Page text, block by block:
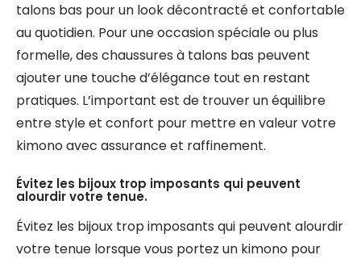
talons bas pour un look décontracté et confortable
au quotidien. Pour une occasion spéciale ou plus
formelle, des chaussures à talons bas peuvent
ajouter une touche d’élégance tout en restant
pratiques. L’important est de trouver un équilibre
entre style et confort pour mettre en valeur votre
kimono avec assurance et raffinement.
Évitez les bijoux trop imposants qui peuvent
alourdir votre tenue.
Évitez les bijoux trop imposants qui peuvent alourdir
votre tenue lorsque vous portez un kimono pour